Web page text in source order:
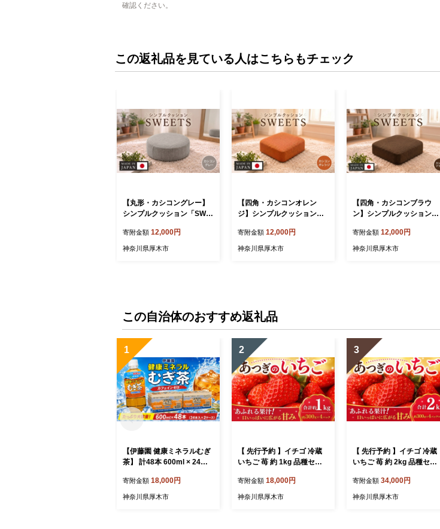
確認ください。
この返礼品を見ている人はこちらもチェック
【丸形・カシコングレー】
シンプルクッション「SWE
反発 軽量 収納 神奈川県 No.
353
寄附金額 12,000円
神奈川県厚木市
【四角・カシコンオレン
ジ】シンプルクッション「S
貨 低反発 軽量 収納 神奈川
県 No.351
寄附金額 12,000円
神奈川県厚木市
【四角・カシコンブラウ
ン】シンプルクッション「S
貨 低反発 軽量 収納 神奈川
県 No.352
寄附金額 12,000円
神奈川県厚木市
この自治体のおすすめ返礼品
1
【伊藤園 健康ミネラルむぎ
茶】 計48本 600ml × 24本 2
ボトル 飲料 生活必需品 非
常用 災害対策 水分補給 神
寄附金額 18,000円
神奈川県厚木市
2
【 先行予約 】イチゴ 冷蔵
いちご 苺 約 1kg 品種セッ
いっこ 甘酸っぱい 芳醇な香
り フルーツ 新鮮 くだもの
寄附金額 18,000円
神奈川県厚木市
3
【 先行予約 】イチゴ 冷蔵
いちご 苺 約 2kg 品種セッ
いっこ 甘酸っぱい 芳醇な香
り フルーツ 新鮮 くだもの
寄附金額 34,000円
神奈川県厚木市